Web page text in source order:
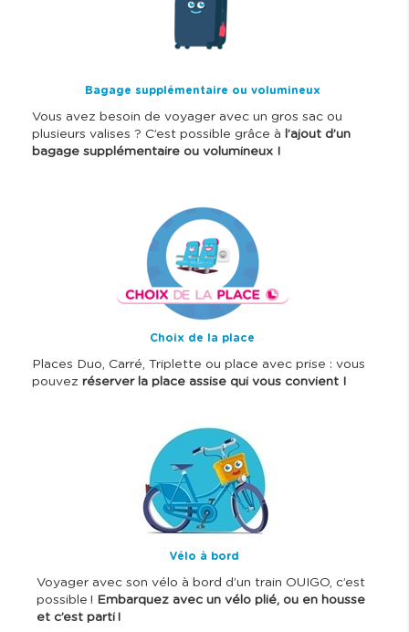
Bagage supplémentaire ou volumineux
Vous avez besoin de voyager avec un gros sac ou
plusieurs valises ? C’est possible grâce à l’ajout d’un
bagage supplémentaire ou volumineux !
Choix de la place
Places Duo, Carré, Triplette ou place avec prise : vous
pouvez réserver la place assise qui vous convient !
Vélo à bord
Voyager avec son vélo à bord d’un train OUIGO, c’est
possible ! Embarquez avec un vélo plié, ou en housse
et c’est parti !